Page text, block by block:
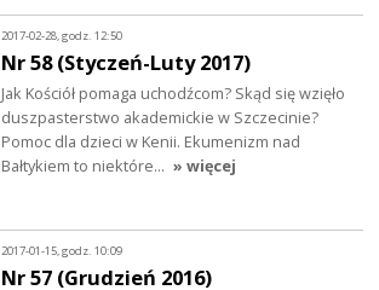
2017-02-28, godz. 12:50
Nr 58 (Styczeń-Luty 2017)
Jak Kościół pomaga uchodźcom? Skąd się wzięło
duszpasterstwo akademickie w Szczecinie?
Pomoc dla dzieci w Kenii. Ekumenizm nad
Bałtykiem to niektóre… » więcej
2017-01-15, godz. 10:09
Nr 57 (Grudzień 2016)